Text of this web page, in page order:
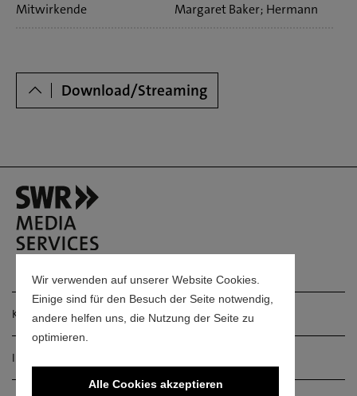
Wir verwenden auf unserer Website Cookies.
Einige sind für den Besuch der Seite notwendig,
andere helfen uns, die Nutzung der Seite zu
optimieren.
Alle Cookies akzeptieren
Mitwirkende
Margaret Baker; Hermann
Download/Streaming
Kontakt
Impressum